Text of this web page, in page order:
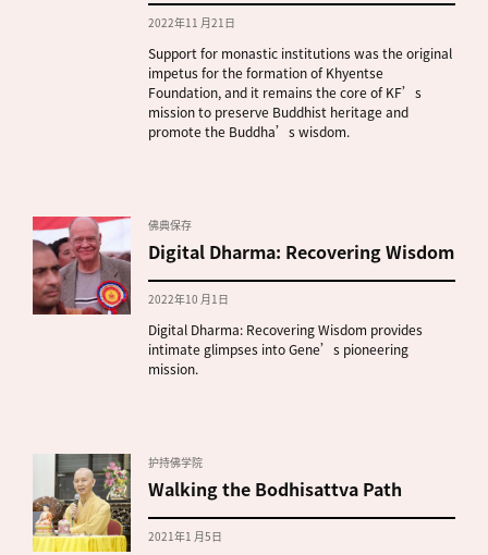
2022年11 月21日
Support for monastic institutions was the original
impetus for the formation of Khyentse
Foundation, and it remains the core of KF’s
mission to preserve Buddhist heritage and
promote the Buddha’s wisdom.
佛典保存
Digital Dharma: Recovering Wisdom
2022年10 月1日
Digital Dharma: Recovering Wisdom provides
intimate glimpses into Gene’s pioneering
mission.
护持佛学院
Walking the Bodhisattva Path
2021年1 月5日